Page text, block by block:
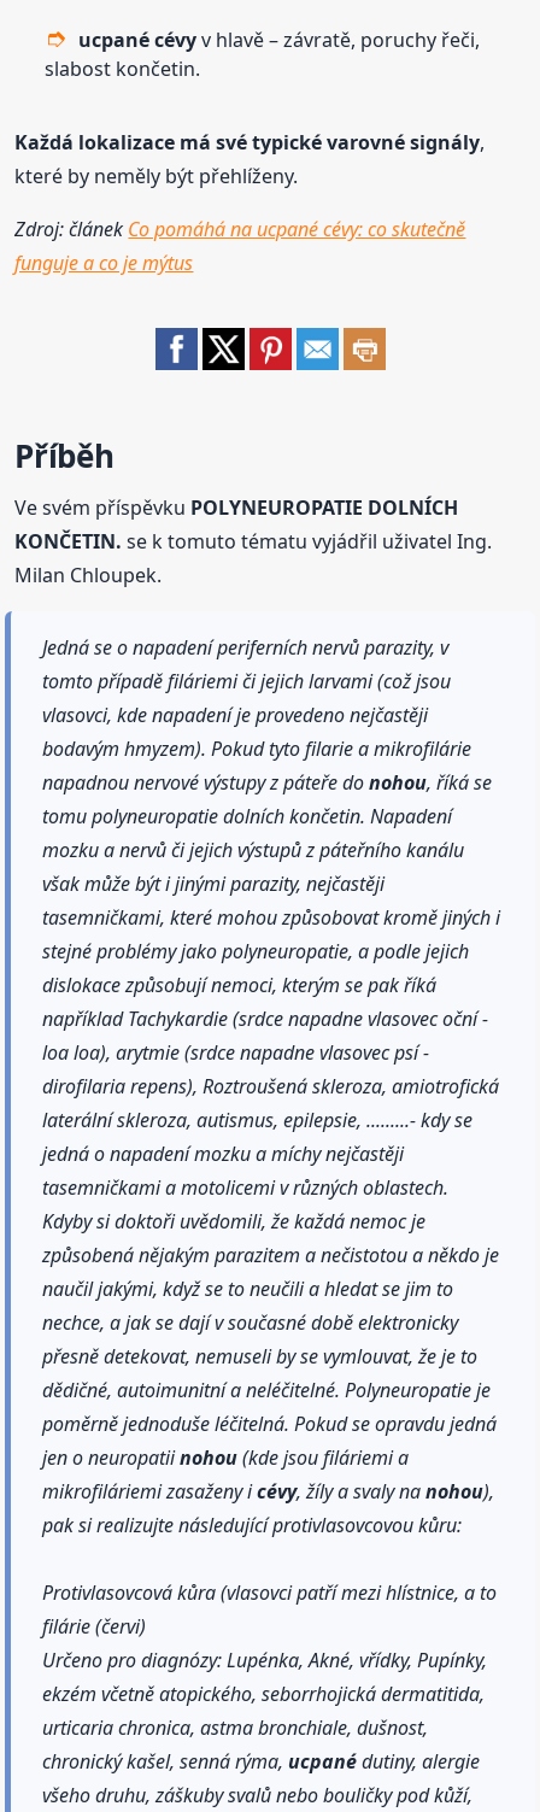
ucpané cévyv hlavě – závratě, poruchy řeči,
slabost končetin.
Každá lokalizace má své typické varovné signály,
které by neměly být přehlíženy.
Zdroj: článek Co pomáhá na ucpané cévy: co skutečně
funguje a co je mýtus
Příběh
Ve svém příspěvku POLYNEUROPATIE DOLNÍCH
KONČETIN. se k tomuto tématu vyjádřil uživatel Ing.
Milan Chloupek.
Jedná se o napadení periferních nervů parazity, v
tomto případě filáriemi či jejich larvami (což jsou
vlasovci, kde napadení je provedeno nejčastěji
bodavým hmyzem). Pokud tyto filarie a mikrofilárie
napadnou nervové výstupy z páteře donohou, říká se
tomu polyneuropatie dolních končetin. Napadení
mozku a nervů či jejich výstupů z páteřního kanálu
však může být i jinými parazity, nejčastěji
tasemničkami, které mohou způsobovat kromě jiných i
stejné problémy jako polyneuropatie, a podle jejich
dislokace způsobují nemoci, kterým se pak říká
například Tachykardie (srdce napadne vlasovec oční -
loa loa), arytmie (srdce napadne vlasovec psí -
dirofilaria repens), Roztroušená skleroza, amiotrofická
laterální skleroza, autismus, epilepsie, .........- kdy se
jedná o napadení mozku a míchy nejčastěji
tasemničkami a motolicemi v různých oblastech.
Kdyby si doktoři uvědomili, že každá nemoc je
způsobená nějakým parazitem a nečistotou a někdo je
naučil jakými, když se to neučili a hledat se jim to
nechce, a jak se dají v současné době elektronicky
přesně detekovat, nemuseli by se vymlouvat, že je to
dědičné, autoimunitní a neléčitelné. Polyneuropatie je
poměrně jednoduše léčitelná. Pokud se opravdu jedná
jen o neuropatiinohou(kde jsou filáriemi a
mikrofiláriemi zasaženy icévy, žíly a svaly nanohou),
pak si realizujte následující protivlasovcovou kůru:
Protivlasovcová kůra (vlasovci patří mezi hlístnice, a to
filárie (červi)
Určeno pro diagnózy: Lupénka, Akné, vřídky, Pupínky,
ekzém včetně atopického, seborrhojická dermatitida,
urticaria chronica, astma bronchiale, dušnost,
chronický kašel, senná rýma,ucpanédutiny, alergie
všeho druhu, záškuby svalů nebo bouličky pod kůží,